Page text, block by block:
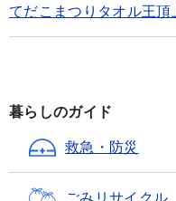
てだこまつりタオル王頂
暮らしのガイド
救急・防災
ごみ リサイクル